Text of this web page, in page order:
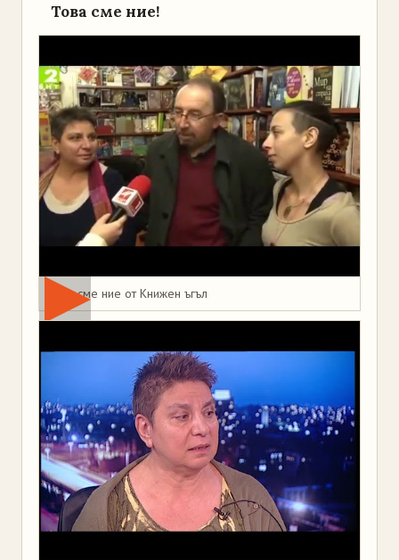
Това сме ние!
Това сме ние от Книжен ъгъл